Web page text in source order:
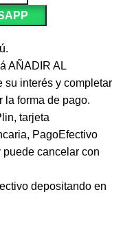
AÑADIR AL
su interés y completar
la forma de pago.
tarjeta
PagoEfectivo
cancelar con
depositando en